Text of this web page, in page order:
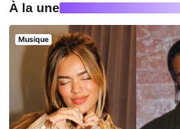
À la une
Musique